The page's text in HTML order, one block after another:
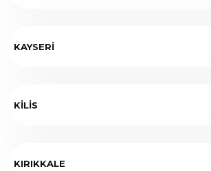
KAYSERİ
KİLİS
KIRIKKALE